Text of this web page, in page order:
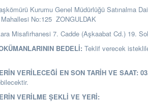
Kurumu Genel Müdürlüğü Satınalma
No:125 ZONGULDAK
Misafirhanesi 7. Cadde (Aşkaabat Cd.) 19.
BEDELİ: Teklif verecek
VERİLECEĞİ EN SON TARİH VE SAAT:
VERİLME ŞEKLİ VE YERİ: